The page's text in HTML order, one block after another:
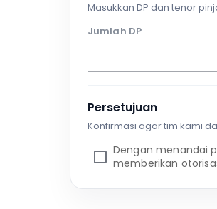
Masukkan DP dan tenor
Jumlah DP
Persetujuan
Konfirmasi agar tim kami
Dengan menandai
memberikan